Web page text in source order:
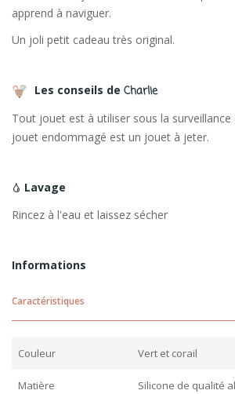
apprend à naviguer.
Un joli petit cadeau très original.
Les conseils de Charlie
Tout jouet est à utiliser sous la
jouet endommagé est un jouet à jeter.
Lavage
Rincez à l'eau et laissez sécher
Informations
Caractéristiques
Couleur Vert et corail
Matière Silicone de qualité